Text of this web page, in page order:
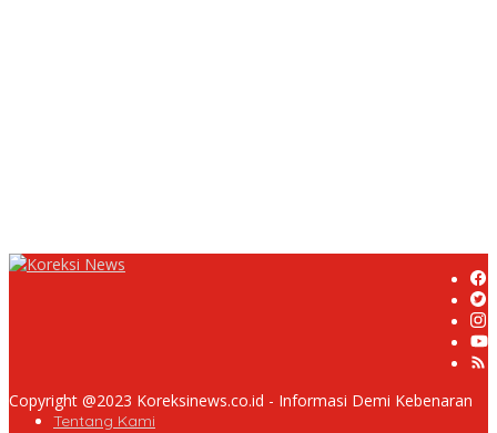
Copyright @2023 Koreksinews.co.id - Informasi Demi Kebenaran
Tentang Kami